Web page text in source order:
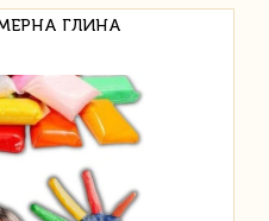
ГЛИНА